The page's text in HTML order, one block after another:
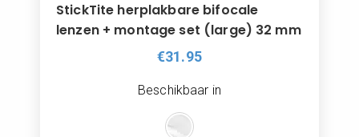
StickTite herplakbare bifocale
lenzen + montage set (large) 32 mm
€31.95
Beschikbaar in